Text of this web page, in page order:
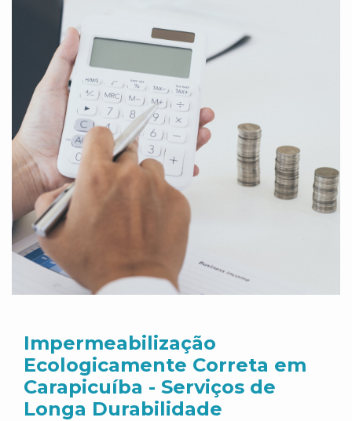
Impermeabilização
Ecologicamente Correta em
Carapicuíba - Serviços de
Longa Durabilidade